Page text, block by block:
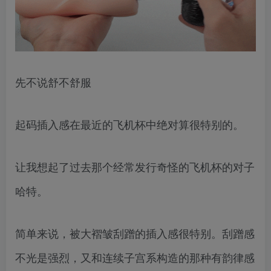
先不说舒不舒服
起码插入感在最近的飞机杯中绝对算很特别的。
让我想起了过去那个经常发行奇怪的飞机杯的对子
哈特。
简单来说，被大褶皱刮蹭的插入感很特别。刮蹭感
不光是强烈，又和连续子宫系构造的那种有韵律感